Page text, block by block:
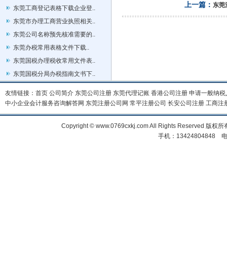
东莞工商登记表格下载企业登..
东莞市办理工商营业执照相关..
东莞公司名称预先核准需要的..
东莞办税常用表格文件下载..
东莞国税办理税收常用文件表..
东莞国税分局办税指南文书下..
上一篇： 东莞
友情链接： 首页 公司简介 东莞公司注册 东莞代理记账 香港公司注册 申请一般纳税
中小企业会计服务咨询解答网 东莞注册公司网 常平注册公司 长安公司注册 工商注
Copyright © www.0769cxkj.com All Rights Reserved 版权
手机：13424804848